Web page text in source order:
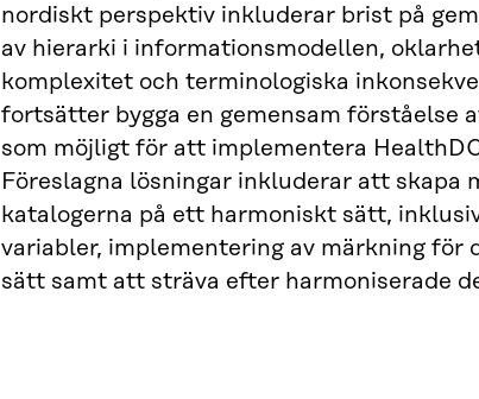
nordiskt perspektiv inkluderar brist på
av hierarki i informationsmodellen,
komplexitet och terminologiska
fortsätter bygga en gemensam förståelse
som möjligt för att implementera
Föreslagna lösningar inkluderar att skapa
katalogerna på ett harmoniskt sätt,
variabler, implementering av märkning
sätt samt att sträva efter harmoniserade